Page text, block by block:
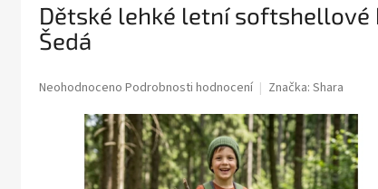
Dětské lehké letní softshellové
Šedá
Průměrné
produktu
Neohodnoceno Podrobnosti hodnocení Značka: Shara